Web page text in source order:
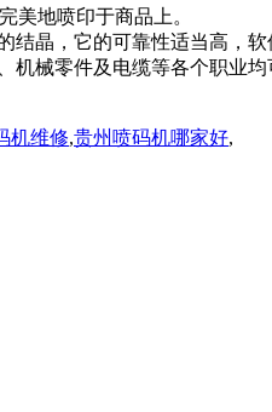
美地喷印于商品上。
晶，它的可靠性适当高，
械零件及电缆等各个职业
机维修,贵州喷码机哪家好,